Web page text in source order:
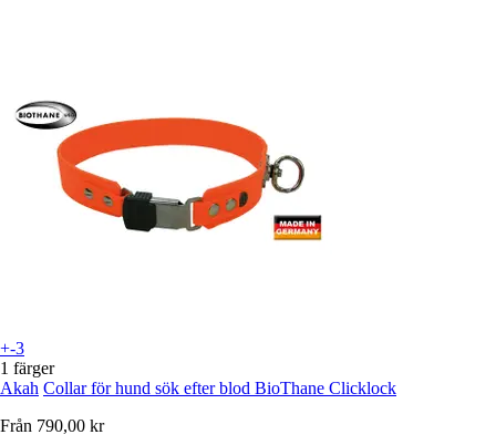
+-3
1 färger
Akah Collar för hund sök efter blod BioThane Clicklock
Från 790,00 kr